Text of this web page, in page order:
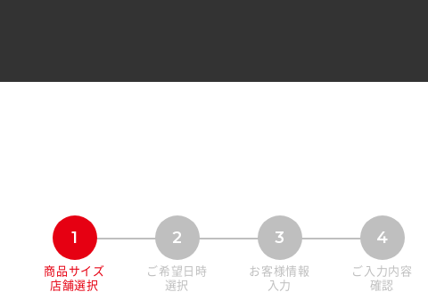
1
商品サイズ
店舗選択
2
ご希望日時
選択
3
お客様情報
入力
4
ご入力内容
確認